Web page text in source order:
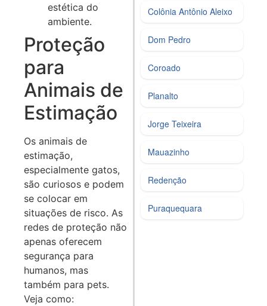
estética do
ambiente.
Proteção
para
Animais de
Estimação
Os animais de
estimação,
especialmente gatos,
são curiosos e podem
se colocar em
situações de risco. As
redes de proteção não
apenas oferecem
segurança para
humanos, mas
também para pets.
Veja como:
Colônia Antônio Aleixo
Dom Pedro
Coroado
Planalto
Jorge Teixeira
Mauazinho
Redenção
Puraquequara